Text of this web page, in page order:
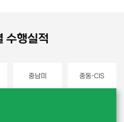
수행실적
중남미 중동·CIS